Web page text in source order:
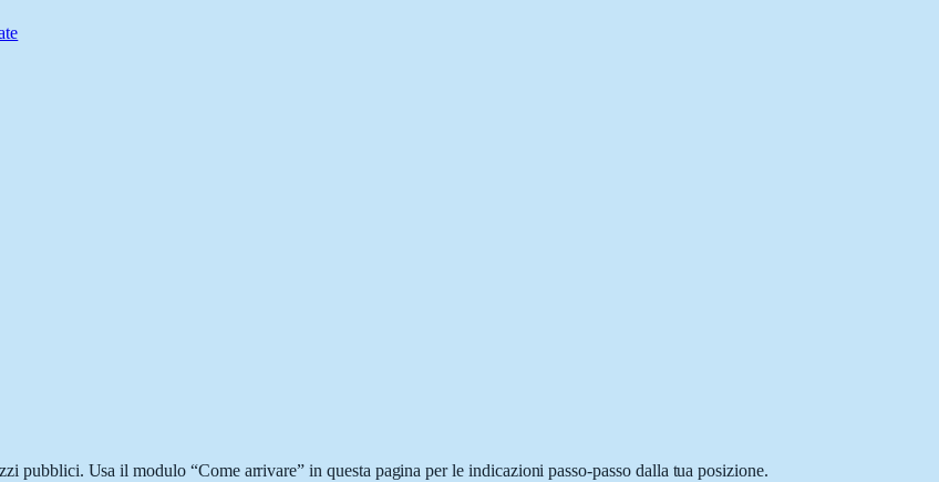
Usa il modulo “Come arrivare” in questa pagina per le indicazioni passo-passo dalla tua posizione.